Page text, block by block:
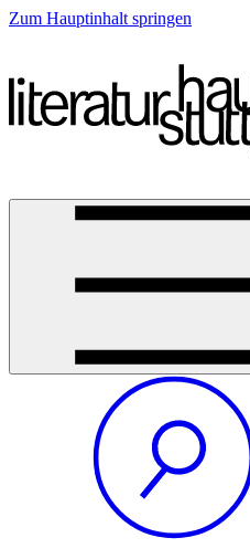
Zum Hauptinhalt springen